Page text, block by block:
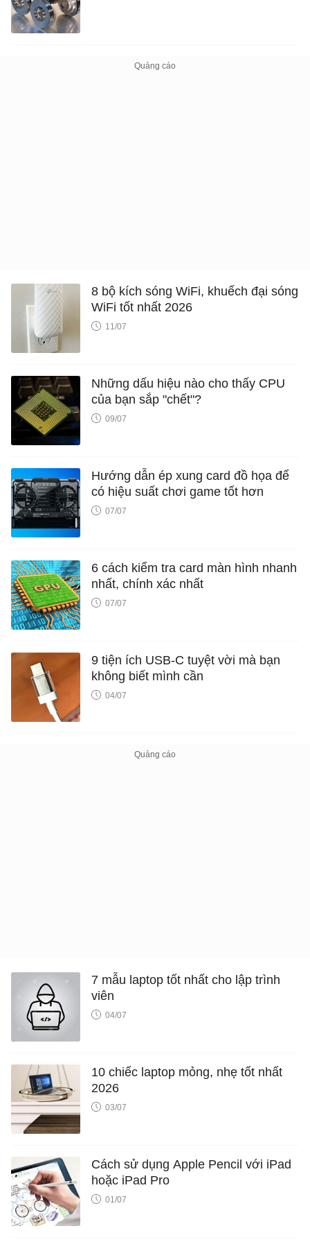
8 bộ kích sóng WiFi, khuếch đại sóng
WiFi tốt nhất 2026
11/07
Những dấu hiệu nào cho thấy CPU
của bạn sắp "chết"?
09/07
Hướng dẫn ép xung card đồ họa để
có hiệu suất chơi game tốt hơn
07/07
6 cách kiểm tra card màn hình nhanh
nhất, chính xác nhất
07/07
9 tiện ích USB-C tuyệt vời mà bạn
không biết mình cần
04/07
7 mẫu laptop tốt nhất cho lập trình
viên
04/07
10 chiếc laptop mỏng, nhẹ tốt nhất
2026
03/07
Cách sử dụng Apple Pencil với iPad
hoặc iPad Pro
01/07